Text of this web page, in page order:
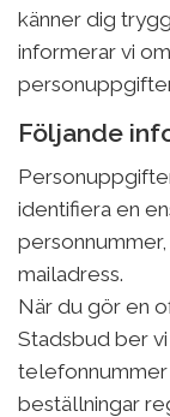
känner dig
informerar vi
Följande
identifiera en
mailadress.
När du gör en
Stadsbud ber
telefonnummer
beställningar